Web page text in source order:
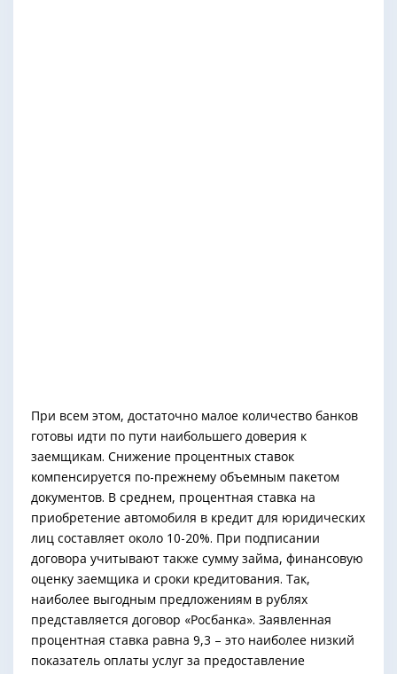
При всем этом, достаточно малое количество банков
готовы идти по пути наибольшего доверия к
заемщикам. Снижение процентных ставок
компенсируется по-прежнему объемным пакетом
документов. В среднем, процентная ставка на
приобретение автомобиля в кредит для юридических
лиц составляет около 10-20%. При подписании
договора учитывают также сумму займа, финансовую
оценку заемщика и сроки кредитования. Так,
наиболее выгодным предложениям в рублях
представляется договор «Росбанка». Заявленная
процентная ставка равна 9,3 – это наиболее низкий
показатель оплаты услуг за предоставление